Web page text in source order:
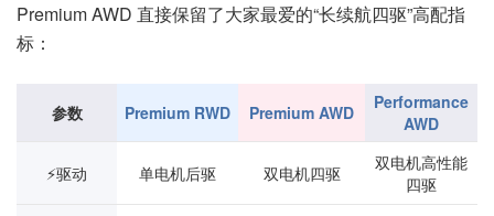
Premium AWD 直接保留了大家最爱的“长续航四驱”高配指
标：
参数 Premium RWD Premium AWD
Performance
AWD
⚡驱动 单电机后驱 双电机四驱
双电机高性能
四驱